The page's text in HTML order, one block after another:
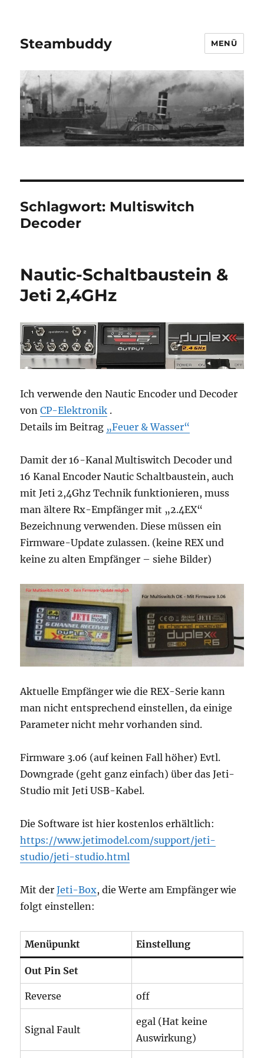
Steambuddy MENÜ
Schlagwort: Multiswitch
Decoder
Nautic-Schaltbaustein &
Jeti 2,4GHz
Ich verwende den Nautic Encoder und Decoder
vonCP-Elektronik .
Details im Beitrag „Feuer & Wasser“
Damit der 16-Kanal Multiswitch Decoder und
16 Kanal Encoder Nautic Schaltbaustein, auch
mit Jeti 2,4Ghz Technik funktionieren, muss
man ältere Rx-Empfänger mit „2.4EX“
Bezeichnung verwenden. Diese müssen ein
Firmware-Update zulassen. (keine REX und
keine zu alten Empfänger – siehe Bilder)
Aktuelle Empfänger wie die REX-Serie kann
man nicht entsprechend einstellen, da einige
Parameter nicht mehr vorhanden sind.
Firmware 3.06 (auf keinen Fall höher) Evtl.
Downgrade (geht ganz einfach) über das Jeti-
Studio mit Jeti USB-Kabel.
Die Software ist hier kostenlos erhältlich:
https://www.jetimodel.com/support/jeti-
studio/jeti-studio.html
Mit derJeti-Box, die Werte am Empfänger wie
folgt einstellen:
Menüpunkt Einstellung
Out Pin Set
Reverse off
Signal Fault
egal (Hat keine
Auswirkung)